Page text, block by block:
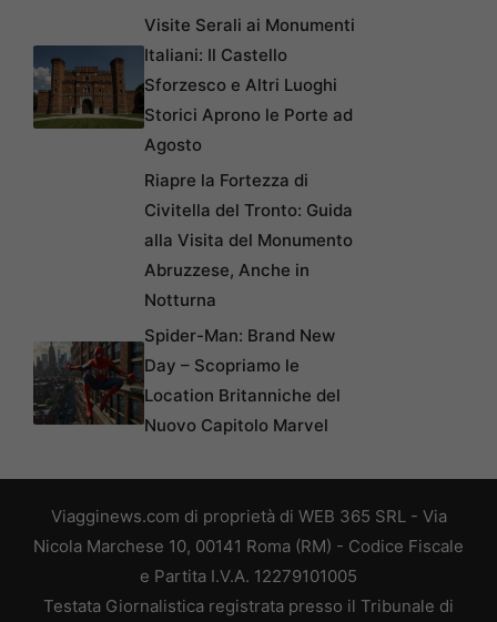
Visite Serali ai Monumenti
Italiani: Il Castello
Sforzesco e Altri Luoghi
Storici Aprono le Porte ad
Agosto
Riapre la Fortezza di
Civitella del Tronto: Guida
alla Visita del Monumento
Abruzzese, Anche in
Notturna
Spider-Man: Brand New
Day – Scopriamo le
Location Britanniche del
Nuovo Capitolo Marvel
Viagginews.com di proprietà di WEB 365 SRL - Via
Nicola Marchese 10, 00141 Roma (RM) - Codice Fiscale
e Partita I.V.A. 12279101005
Testata Giornalistica registrata presso il Tribunale di